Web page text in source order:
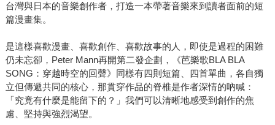
台灣與日本的音樂創作者，打造一本帶著音樂來到讀者面前的短
篇漫畫集。
是這樣喜歡漫畫、喜歡創作、喜歡故事的人，即使是過程的困難
仍未忘卻，Peter Mann再開第二發企劃，《芭樂歌BLA BLA
SONG：穿越時空的回聲》同樣有四則短篇、四首單曲，各自獨
立但傳遞共同的核心，那貫穿作品的脊椎是作者深情的吶喊：
「究竟有什麼是能留下的？」我們可以清晰地感受到創作的焦
慮、堅持與強烈渴望。